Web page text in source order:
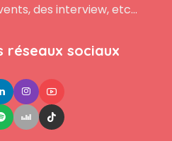
des interview, etc...
réseaux sociaux